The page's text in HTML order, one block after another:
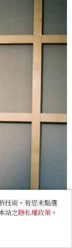
技術。若您未點選
站之隱私權政策 。